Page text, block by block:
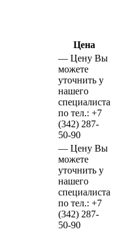
Цена
— Цену Вы
можете
уточнить у
нашего
специалиста
по тел.: +7
(342) 287-
50-90
— Цену Вы
можете
уточнить у
нашего
специалиста
по тел.: +7
(342) 287-
50-90